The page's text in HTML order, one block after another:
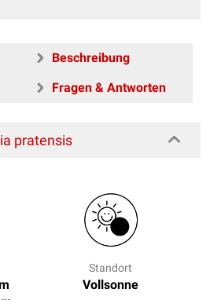
Beschreibung
Fragen & Antworten
pratensis
Standort
Vollsonne